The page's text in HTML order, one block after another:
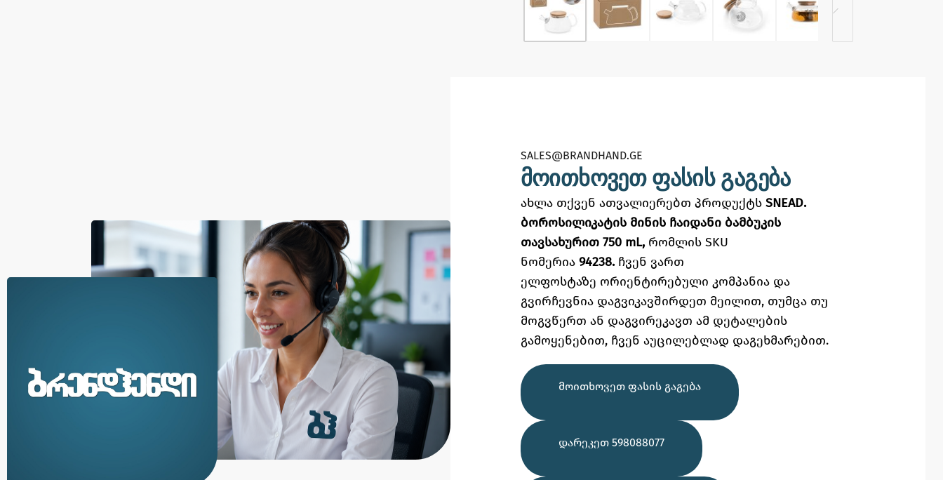
SALES@BRANDHAND.GE​
მოითხოვეთ ფასის გაგება
ახლა თქვენ ათვალიერებთ პროდუქტს SNEAD.
ბოროსილიკატის მინის ჩაიდანი ბამბუკის
თავსახურით 750 mL, რომლის SKU
ნომერია 94238. ჩვენ ვართ
ელფოსტაზე ორიენტირებული კომპანია და
გვირჩევნია დაგვიკავშირდეთ მეილით, თუმცა თუ
მოგვწერთ ან დაგვირეკავთ ამ დეტალების
გამოყენებით, ჩვენ აუცილებლად დაგეხმარებით.
ᲛᲝᲘᲗᲮᲝᲕᲔᲗ ᲤᲐᲡᲘᲡ ᲒᲐᲒᲔᲑᲐ
ᲓᲐᲠᲔᲙᲔᲗ 598088077